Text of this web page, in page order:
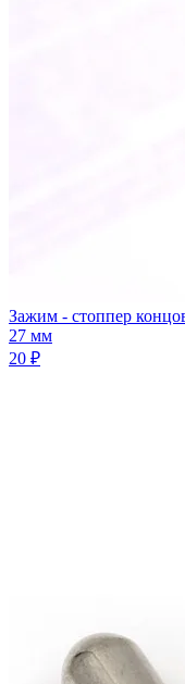
Зажим - стоппер
27 мм
20 ₽